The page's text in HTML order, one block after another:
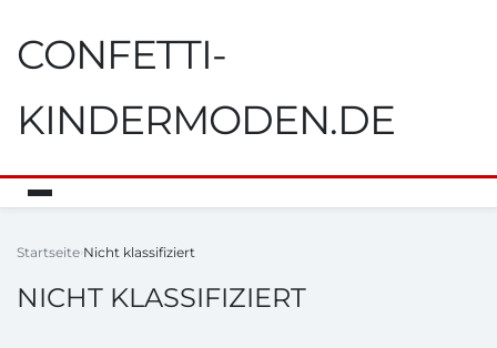
CONFETTI-
KINDERMODEN.DE
Startseite Nicht klassifiziert
NICHT KLASSIFIZIERT